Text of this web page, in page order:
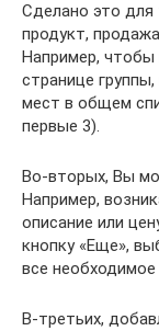
Сделано это для
продукт,
Например, чтобы
странице
мест в общем
первые 3).
Во-вторых, Вы
Например,
описание или
кнопку «Еще»,
все необходимое
В-третьих,